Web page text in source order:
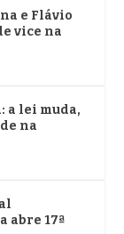
e Flávio
vice na
a lei muda,
na
abre 17ª